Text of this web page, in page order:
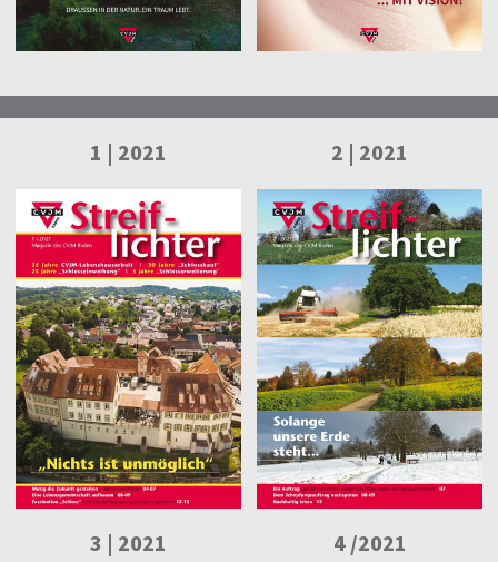
1 | 2021 2 | 2021
3 | 2021 4 /2021